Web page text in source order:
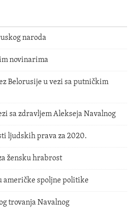
naroda
novinarima
Belorusije u vezi sa putničkim
sa zdravljem Alekseja Navalnog
ljudskih prava za 2020.
žensku hrabrost
američke spoljne politike
trovanja Navalnog